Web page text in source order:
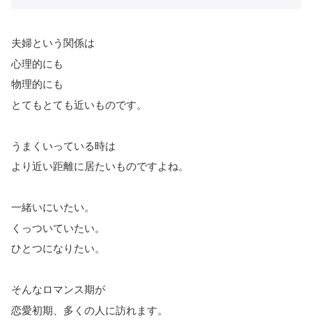
夫婦という関係は
心理的にも
物理的にも
とてもとても近いものです。
うまくいっている時は
より近い距離に居たいものですよね。
一緒いにいたい。
くっついていたい。
ひとつになりたい。
そんなロマンス期が
恋愛初期、多くの人に訪れます。